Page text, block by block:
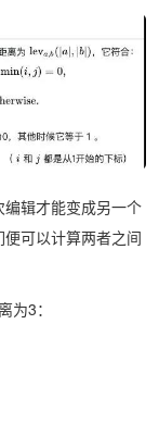
辑才能变成另一个
可以计算两者之间
为3：